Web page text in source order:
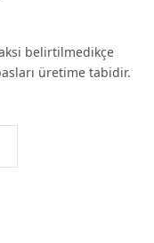
belirtilmedikçe
üretime tabidir.